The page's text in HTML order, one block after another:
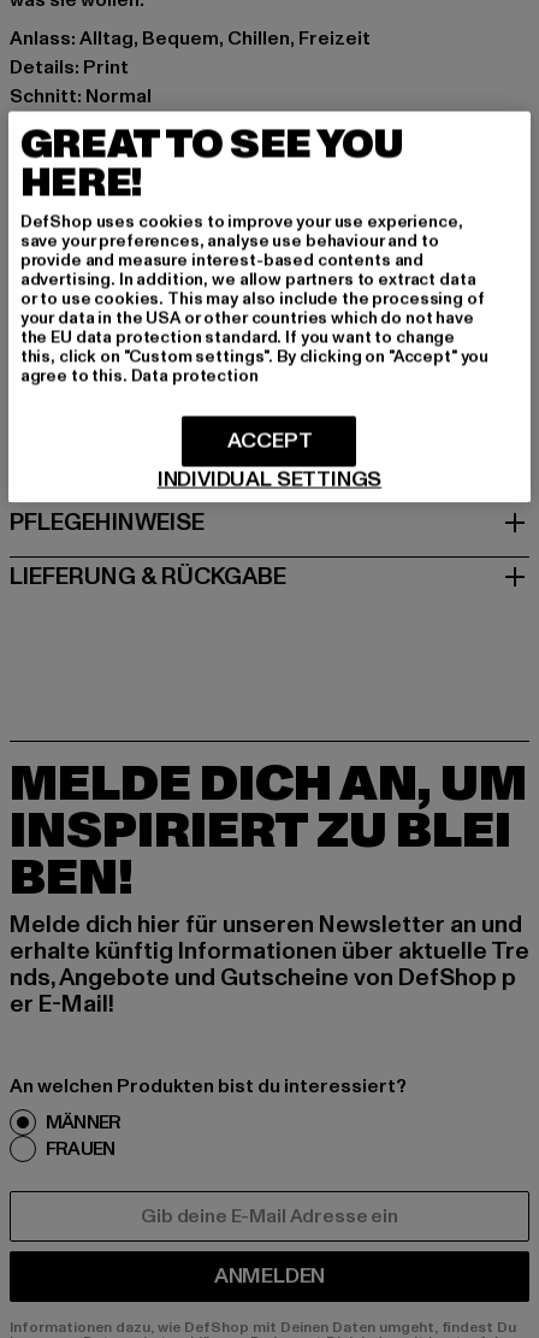
Anlass: Alltag, Bequem, Chillen, Freizeit
Details: Print
Schnitt: Normal
Marke: Pas De Monaco
Kat.: T-Shirts
Farbe: schwarz
Hersteller Farbe: pedosa green
Materialzusammensetzung: 100% Baumwolle
Art.Nr: 0009017-23273
Hersteller: Zabou House |Krishna@zabou.co.uk
Shelley Road, Ashton-on-Ribble | PR2 2ZH Lancashire |
GB
GRÖSSE & PASSFORM
PFLEGEHINWEISE
LIEFERUNG & RÜCKGABE
MELDE DICH AN, UM
INSPIRIERT ZU BLEI
BEN!
Melde dich hier für unseren Newsletter an und
erhalte künftig Informationen über aktuelle Tre
nds, Angebote und Gutscheine von DefShop p
er E-Mail!
An welchen Produkten bist du interessiert?
MÄNNER
FRAUEN
ANMELDEN
Informationen dazu, wie DefShop mit Deinen Daten umgeht, findest Du
GREAT TO SEE YOU
HERE!
DefShop uses cookies to improve your use experience,
save your preferences, analyse use behaviour and to
provide and measure interest-based contents and
advertising. In addition, we allow partners to extract data
or to use cookies. This may also include the processing of
your data in the USA or other countries which do not have
the EU data protection standard. If you want to change
this, click on "Custom settings". By clicking on "Accept" you
agree to this. Data protection
INDIVIDUAL SETTINGS
ACCEPT